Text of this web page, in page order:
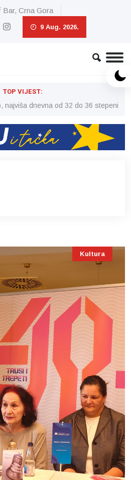
Bar, Crna Gora
9 Aug. 2026.
TOP VIJEST:
najviša dnevna od 32 do 36 stepeni
Kultura